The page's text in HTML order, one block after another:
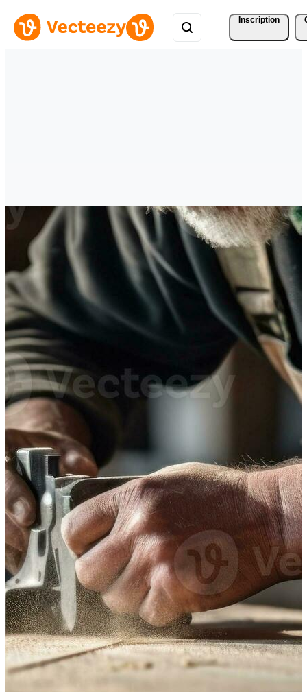
Inscription